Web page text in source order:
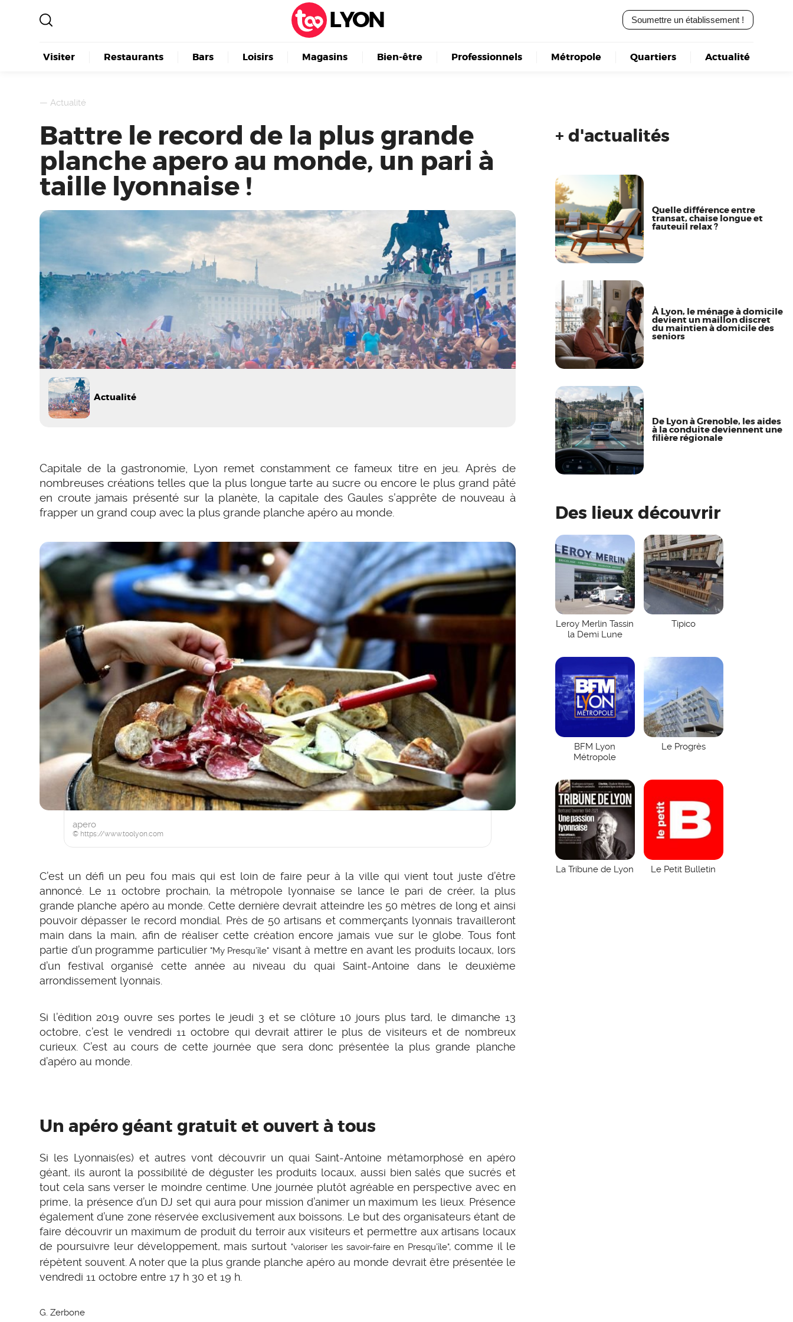
LYON Soumettre un établissement !
Visiter Restaurants Bars Loisirs Magasins Bien-être Professionnels Métropole Quartiers Actualité
—Actualité
Battre le record de la plus grande
planche apero au monde, un pari à
taille lyonnaise !
Actualité
Capitale de la gastronomie, Lyon remet constamment ce fameux titre en jeu. Après de
nombreuses créations telles que la plus longue tarte au sucre ou encore le plus grand pâté
en croute jamais présenté sur la planète, la capitale des Gaules s’apprête de nouveau à
frapper un grand coup avec la plus grande planche apéro au monde.
apero
© https://www.toolyon.com
C’est un défi un peu fou mais qui est loin de faire peur à la ville qui vient tout juste d’être
annoncé. Le 11 octobre prochain, la métropole lyonnaise se lance le pari de créer, la plus
grande planche apéro au monde. Cette dernière devrait atteindre les 50 mètres de long et ainsi
pouvoir dépasser le record mondial. Près de 50 artisans et commerçants lyonnais travailleront
main dans la main, afin de réaliser cette création encore jamais vue sur le globe. Tous font
partie d’un programme particulier "My Presqu’île" visant à mettre en avant les produits locaux, lors
d’un festival organisé cette année au niveau du quai Saint-Antoine dans le deuxième
arrondissement lyonnais.
Si l’édition 2019 ouvre ses portes le jeudi 3 et se clôture 10 jours plus tard, le dimanche 13
octobre, c’est le vendredi 11 octobre qui devrait attirer le plus de visiteurs et de nombreux
curieux. C’est au cours de cette journée que sera donc présentée la plus grande planche
d’apéro au monde.
Un apéro géant gratuit et ouvert à tous
Si les Lyonnais(es) et autres vont découvrir un quai Saint-Antoine métamorphosé en apéro
géant, ils auront la possibilité de déguster les produits locaux, aussi bien salés que sucrés et
tout cela sans verser le moindre centime. Une journée plutôt agréable en perspective avec en
prime, la présence d’un DJ set qui aura pour mission d’animer un maximum les lieux. Présence
également d’une zone réservée exclusivement aux boissons. Le but des organisateurs étant de
faire découvrir un maximum de produit du terroir aux visiteurs et permettre aux artisans locaux
de poursuivre leur développement, mais surtout "valoriser les savoir-faire en Presqu’île",comme il le
répètent souvent. A noter que la plus grande planche apéro au monde devrait être présentée le
vendredi 11 octobre entre 17 h 30 et 19 h.
G. Zerbone
+ d'actualités
Quelle différence entre
transat, chaise longue et
fauteuil relax ?
À Lyon, le ménage à domicile
devient un maillon discret
du maintien à domicile des
seniors
De Lyon à Grenoble, les aides
à la conduite deviennent une
filière régionale
Des lieux découvrir
Leroy Merlin Tassin
la Demi Lune
Tipico
BFM Lyon
Métropole
Le Progrès
La Tribune de Lyon Le Petit Bulletin